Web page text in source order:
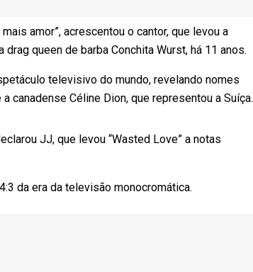
amor”, acrescentou o cantor, que levou a
queen de barba Conchita Wurst, há 11 anos.
televisivo do mundo, revelando nomes
canadense Céline Dion, que representou a Suíça.
JJ, que levou “Wasted Love” a notas
da era da televisão monocromática.